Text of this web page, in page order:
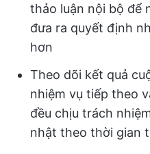
thảo luận nội bộ để
đưa ra quyết định
hơn
Theo dõi kết quả
nhiệm vụ tiếp theo
đều chịu trách
nhật theo thời gian